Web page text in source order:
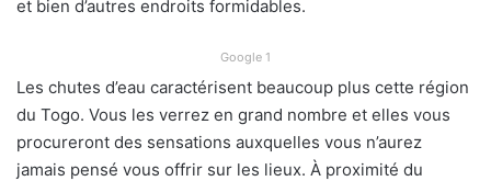
et bien d’autres endroits formidables.
Google 1
Les chutes d’eau caractérisent beaucoup plus cette région
du Togo. Vous les verrez en grand nombre et elles vous
procureront des sensations auxquelles vous n’aurez
jamais pensé vous offrir sur les lieux. À proximité du